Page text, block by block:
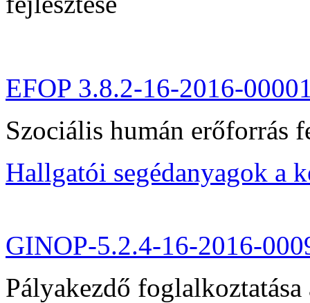
EFOP 3.8.2-16-2016-
Szociális humán erőforrás
Hallgatói segédanyagok a
GINOP-5.2.4-16-2016-
Pályakezdő